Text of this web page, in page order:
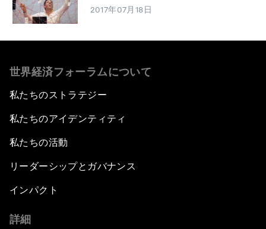
2017年07月18日
世界経済フォーラムについて
私たちのストラテジー
私たちのアイデンティティ
私たちの活動
リーダーシップとガバナンス
インパクト
詳細